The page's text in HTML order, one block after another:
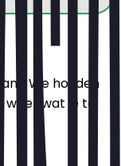
We houden
weet wat je te